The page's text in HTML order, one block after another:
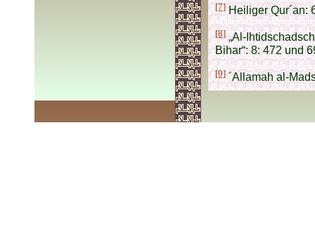
[7]Heiliger Qur´an:
[8]„Al-
Bihar“: 8: 472 und
[9]´Allamah al-